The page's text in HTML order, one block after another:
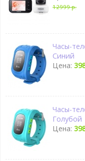
12999 р.
Часы-
Синий
Цена:
Часы-
Голубой
Цена: